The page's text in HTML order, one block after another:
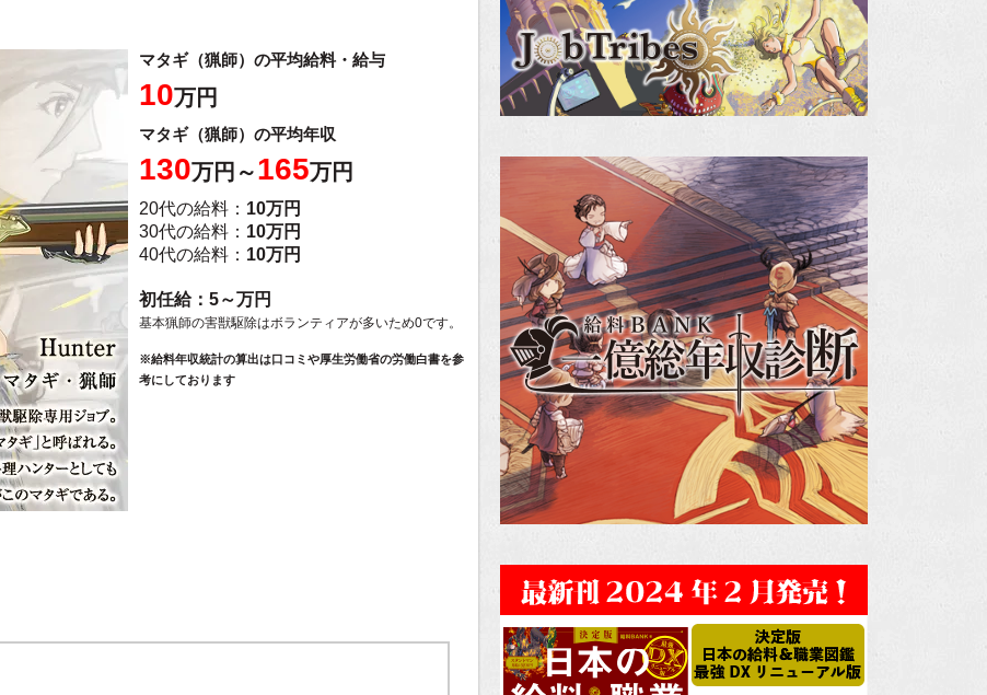
マタギ（猟師）の平均給料・給与
10万円
マタギ（猟師）の平均年収
130万円～165万円
20代の給料： 10万円
30代の給料： 10万円
40代の給料： 10万円
初任給：5～万円
基本猟師の害獣駆除はボランティアが多いため0です。
※給料年収統計の算出は口コミや厚生労働省の労働白書を参
考にしております